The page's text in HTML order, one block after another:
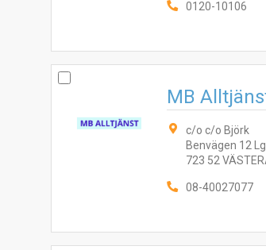
0120-10106
MB
c/o c/o Björk
Benvägen 12
723 52
08-40027077